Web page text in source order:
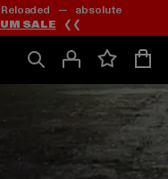
— absolute
SALE ❮❮